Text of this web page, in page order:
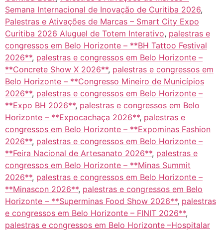
Semana Internacional de Inovação de Curitiba 2026,
Palestras e Ativações de Marcas – Smart City Expo
Curitiba 2026 Aluguel de Totem Interativo, palestras e
congressos em Belo Horizonte – **BH Tattoo Festival
2026**, palestras e congressos em Belo Horizonte –
**Concrete Show X 2026**, palestras e congressos em
Belo Horizonte – **Congresso Mineiro de Municípios
2026**, palestras e congressos em Belo Horizonte –
**Expo BH 2026**, palestras e congressos em Belo
Horizonte – **Expocachaça 2026**, palestras e
congressos em Belo Horizonte – **Expominas Fashion
2026**, palestras e congressos em Belo Horizonte –
**Feira Nacional de Artesanato 2026**, palestras e
congressos em Belo Horizonte – **Minas Summit
2026**, palestras e congressos em Belo Horizonte –
**Minascon 2026**, palestras e congressos em Belo
Horizonte – **Superminas Food Show 2026**, palestras
e congressos em Belo Horizonte – FINIT 2026**,
palestras e congressos em Belo Horizonte –Hospitalar